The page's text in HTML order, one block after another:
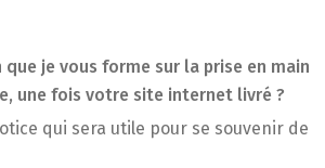
que je vous forme sur la prise en main
une fois votre site internet livré ?
qui sera utile pour se souvenir de